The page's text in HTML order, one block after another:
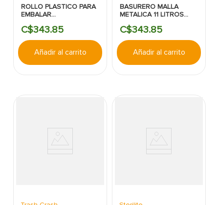
ROLLO PLASTICO PARA
EMBALAR
1000' TRUPER
C$343.85
Añadir al carrito
BASURERO MALLA
METALICA 11 LITROS
NEGRO TRASH CRASH
C$343.85
Añadir al carrito